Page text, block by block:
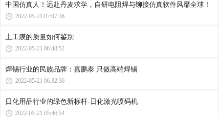
中国仿真人！远赴丹麦求学，自研电阻焊与铆接仿真软件风靡全球！
2022-05-21 07:07:36
土工膜的质量如何鉴别
2022-05-21 06:48:52
焊锡行业的民族品牌：嘉鹏泰 只做高端焊锡
2022-05-21 06:32:36
日化用品行业的绿色新标杆-日化激光喷码机
2022-05-21 05:46:54